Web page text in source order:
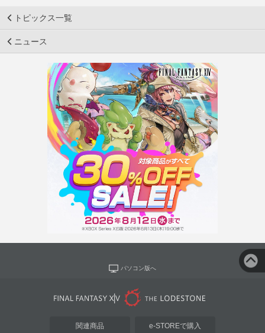
トピックス一覧
ニュース
パソコン版へ
関連商品 e-STOREで購入